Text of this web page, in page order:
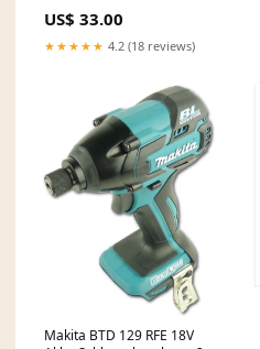
US$ 33.00
★★★★★ 4.2 (18 reviews)
Makita BTD 129 RFE 18V